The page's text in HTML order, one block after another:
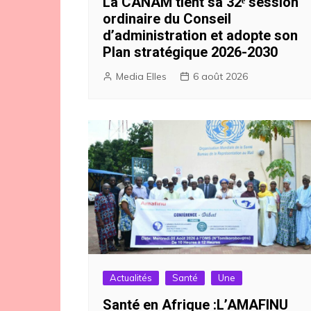
ordinaire du Conseil
d’administration et adopte son
Plan stratégique 2026-2030
Media Elles 6 août 2026
Actualités Santé Une
Santé en Afrique :L’AMAFINU